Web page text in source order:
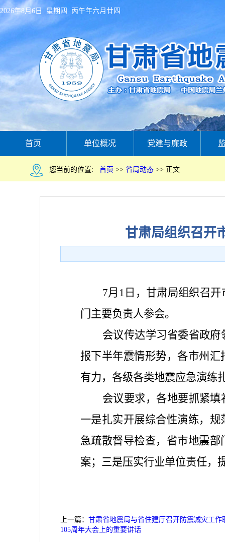
2026年8月6日 星期四 丙午年六月廿四
首页 单位概况 党建与廉政
您当前的位置: 首页 >> 省局动态 >> 正文
甘肃局组织召开
7月1日，甘肃局组织召
门主要负责人参会。
会议传达学习省委省政
报下半年震情形势，各市州
有力，各级各类地震应急演练
会议要求，各地要抓紧
一是扎实开展综合性演练，
急疏散督导检查，省市地震
案；三是压实行业单位责任，
上一篇： 甘肃省地震局与省住建厅召开防震减灾工作
105周年大会上的重要讲话